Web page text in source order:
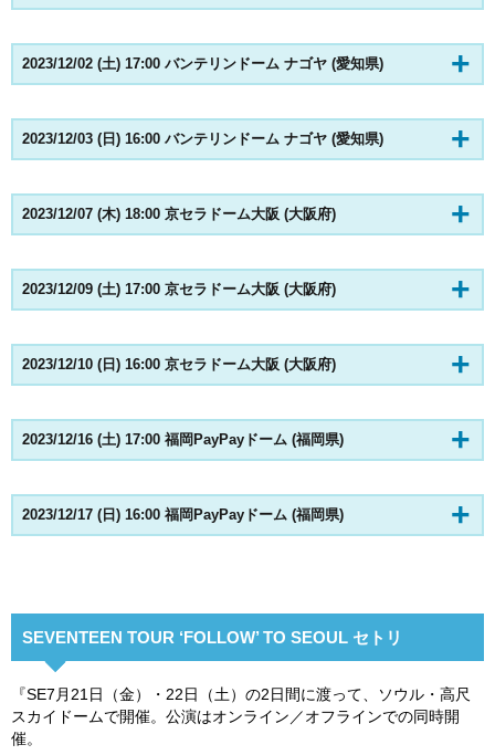
2023/12/02 (土) 17:00 バンテリンドーム ナゴヤ (愛知県)
2023/12/03 (日) 16:00 バンテリンドーム ナゴヤ (愛知県)
2023/12/07 (木) 18:00 京セラドーム大阪 (大阪府)
2023/12/09 (土) 17:00 京セラドーム大阪 (大阪府)
2023/12/10 (日) 16:00 京セラドーム大阪 (大阪府)
2023/12/16 (土) 17:00 福岡PayPayドーム (福岡県)
2023/12/17 (日) 16:00 福岡PayPayドーム (福岡県)
SEVENTEEN TOUR ‘FOLLOW’ TO SEOUL セトリ
『SE7月21日（金）・22日（土）の2日間に渡って、ソウル・高尺
スカイドームで開催。公演はオンライン／オフラインでの同時開
催。